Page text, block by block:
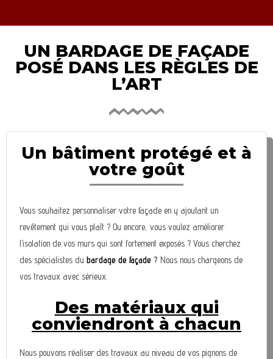
UN BARDAGE DE FAÇADE
POSÉ DANS LES RÈGLES DE
L’ART
Un bâtiment protégé et à
votre goût
Vous souhaitez personnaliser votre façade en y ajoutant un
revêtement qui vous plaît ? Ou encore, vous voulez améliorer
l’isolation de vos murs qui sont fortement exposés ? Vous cherchez
des spécialistes dubardage de façade ? Nous nous chargeons de
vos travaux avec sérieux.
Des matériaux qui
conviendront à chacun
Nous pouvons réaliser des travaux au niveau de vos pignons de